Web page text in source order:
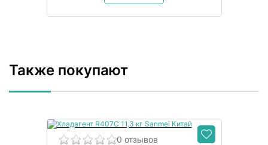
Также покупают
0 отзывов